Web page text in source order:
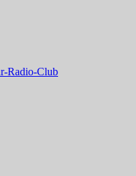
Radio-Club